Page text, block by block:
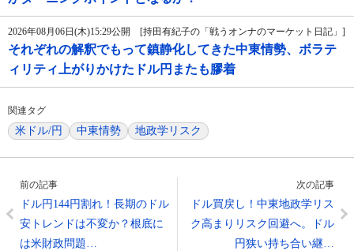
2026年08月06日(木)15:29公開 [持田有紀子の「戦うオンナのマーケット日記」]
それぞれの解釈でもって鎮静化してきた中東情勢、ボラテ
ィリティ上がりかけたドル円またも膠着
関連タグ
米ドル/円 中東情勢 地政学リスク
前の記事
ドル円144円割れ！長期のドル
安トレンドは不変か？根底に
は米財政問題…
次の記事
ドル買戻し！中東地政学リス
ク高まりリスク回避へ。ドル
円狭い持ち合い継…